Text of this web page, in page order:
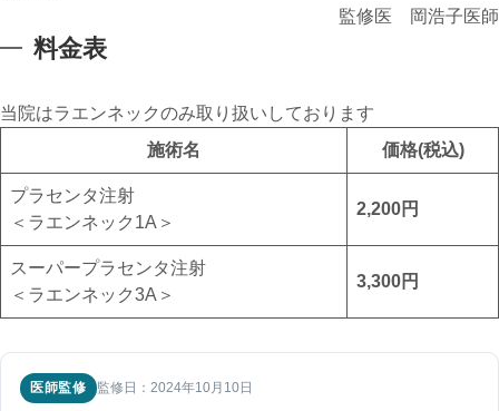
監修医 岡浩子医師
料金表
当院はラエンネックのみ取り扱いしております
施術名
価格(税込)
プラセンタ注射
＜ラエンネック1A＞
2,200円
スーパープラセンタ注射
＜ラエンネック3A＞
3,300円
医師監修 監修日：2024年10月10日